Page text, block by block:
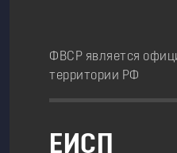
ФВСР является
территории РФ
ЕИСП